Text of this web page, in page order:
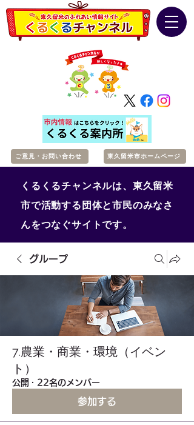
ご意見・お問い合わせ 東久留米市ホームページ
くるくるチャンネルは、東久留米
市で活動する団体と市民のみなさ
んをつなぐサイトです。
グループ
7.農業・商業・環境（イベン
ト）
公開 · 22名のメンバー
参加する